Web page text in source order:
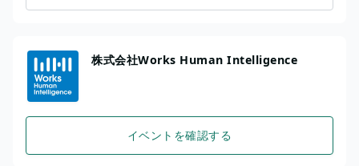
株式会社Works Human Intelligence
イベントを確認する